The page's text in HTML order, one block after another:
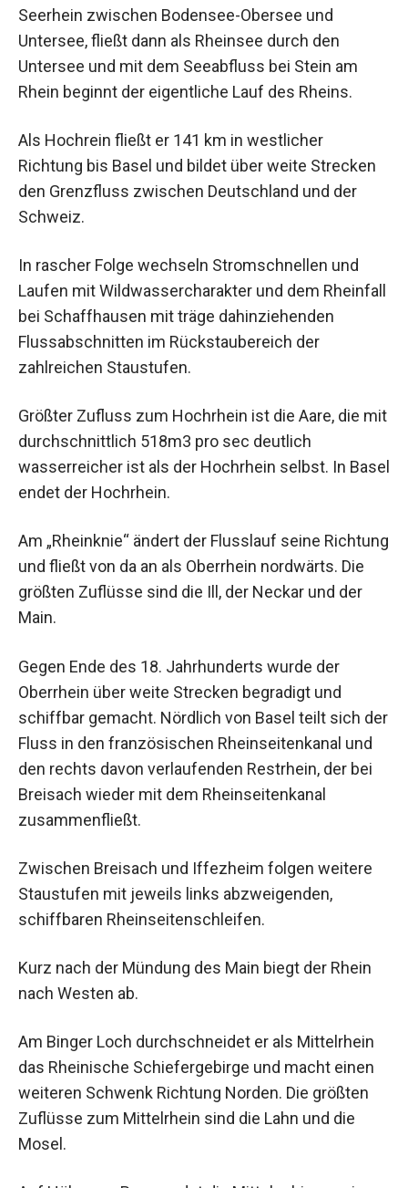
Seerhein zwischen Bodensee-Obersee und
Untersee, fließt dann als Rheinsee durch den
Untersee und mit dem Seeabfluss bei Stein am
Rhein beginnt der eigentliche Lauf des Rheins.
Als Hochrein fließt er 141 km in westlicher
Richtung bis Basel und bildet über weite Strecken
den Grenzfluss zwischen Deutschland und der
Schweiz.
In rascher Folge wechseln Stromschnellen und
Laufen mit Wildwassercharakter und dem Rheinfall
bei Schaffhausen mit träge dahinziehenden
Flussabschnitten im Rückstaubereich der
zahlreichen Staustufen.
Größter Zufluss zum Hochrhein ist die Aare, die mit
durchschnittlich 518m3 pro sec deutlich
wasserreicher ist als der Hochrhein selbst. In Basel
endet der Hochrhein.
Am „Rheinknie“ ändert der Flusslauf seine Richtung
und fließt von da an als Oberrhein nordwärts. Die
größten Zuflüsse sind die Ill, der Neckar und der
Main.
Gegen Ende des 18. Jahrhunderts wurde der
Oberrhein über weite Strecken begradigt und
schiffbar gemacht. Nördlich von Basel teilt sich der
Fluss in den französischen Rheinseitenkanal und
den rechts davon verlaufenden Restrhein, der bei
Breisach wieder mit dem Rheinseitenkanal
zusammenfließt.
Zwischen Breisach und Iffezheim folgen weitere
Staustufen mit jeweils links abzweigenden,
schiffbaren Rheinseitenschleifen.
Kurz nach der Mündung des Main biegt der Rhein
nach Westen ab.
Am Binger Loch durchschneidet er als Mittelrhein
das Rheinische Schiefergebirge und macht einen
weiteren Schwenk Richtung Norden. Die größten
Zuflüsse zum Mittelrhein sind die Lahn und die
Mosel.